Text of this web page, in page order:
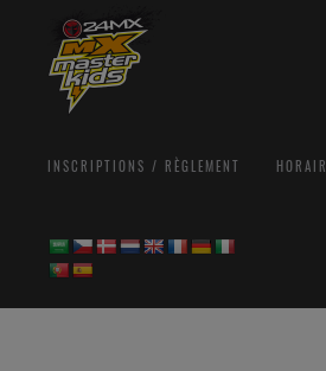
INSCRIPTIONS / RÈGLEMENT